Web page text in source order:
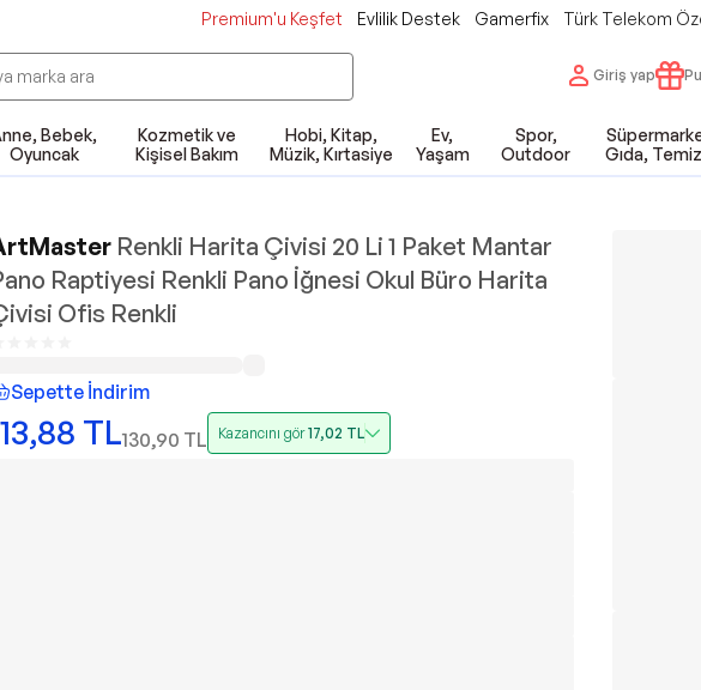
Premium'u Keşfet Evlilik Destek Gamerfix Türk Telekom
Giriş yap
Bebek,
Oyuncak
Kozmetik ve
Kişisel Bakım
Hobi, Kitap,
Müzik, Kırtasiye
Ev,
Yaşam
Spor,
Outdoor
Gıda,
Renkli Harita Çivisi 20 Li 1 Paket Mantar
Raptiyesi Renkli Pano İğnesi Okul Büro Harita
Ofis Renkli
Sepette İndirim
TL130,90 TL Kazancını gör17,02 TL